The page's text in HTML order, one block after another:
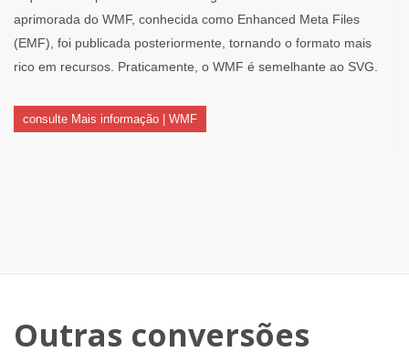
aprimorada do WMF, conhecida como Enhanced Meta Files
(EMF), foi publicada posteriormente, tornando o formato mais
rico em recursos. Praticamente, o WMF é semelhante ao SVG.
consulte Mais informação | WMF
Outras conversões